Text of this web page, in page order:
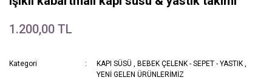
1.200,00 TL
Kategori KAPI SÜSÜ , BEBEK ÇELENK - SEPET - YASTIK ,
YENİ GELEN ÜRÜNLERİMİZ